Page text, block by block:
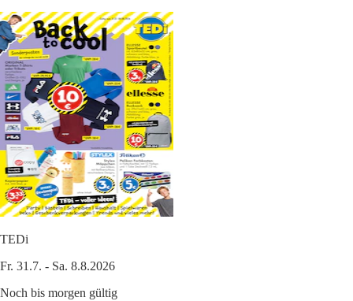
TEDi
Fr. 31.7. - Sa. 8.8.2026
Noch bis morgen gültig